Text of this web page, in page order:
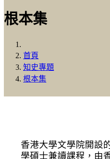
根本集
首頁
知史專題
根本集
香港大學文學院開設
學碩士兼讀課程，由